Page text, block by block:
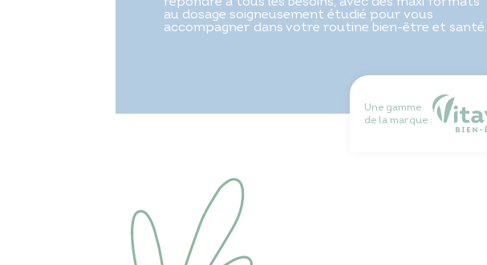
au dosage soigneusement étudié pour vous
accompagner dans votre routine bien-être et santé.
Une gamme
de la marque :